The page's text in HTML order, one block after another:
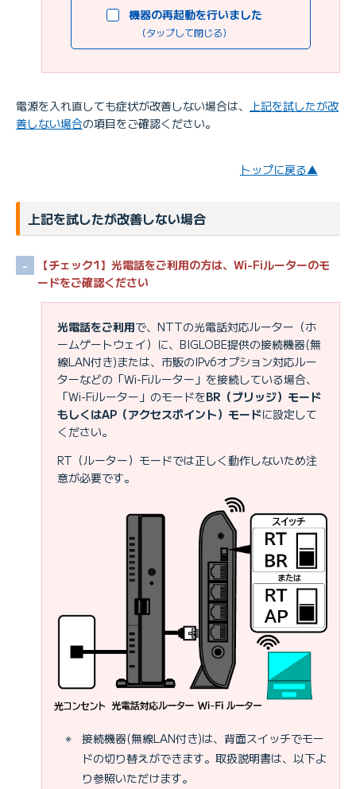
機器の再起動を行いました
（タップして閉じる）
電源を入れ直しても症状が改善しない場合は、
上記を試したが改
善しない場合の項目をご確認ください。
トップに戻る▲
上記を試したが改善しない場合
【チェック1】光電話をご利用の方は、Wi-Fiルーターのモ
ードをご確認ください
光電話をご利用で、NTTの光電話対応ルーター（ホ
ームゲートウェイ）に、BIGLOBE提供の接続機器(無
線LAN付き)または、市販のIPv6オプション対応ルー
ターなどの「Wi-Fiルーター」を接続している場合、
「Wi-Fiルーター」のモードをBR（ブリッジ）モード
もしくはAP（アクセスポイント）モードに設定して
ください。
RT（ルーター）モードでは正しく動作しないため注
意が必要です。
※
接続機器(無線LAN付き)は、背面スイッチでモー
ドの切り替えができます。取扱説明書は、以下よ
り参照いただけます。